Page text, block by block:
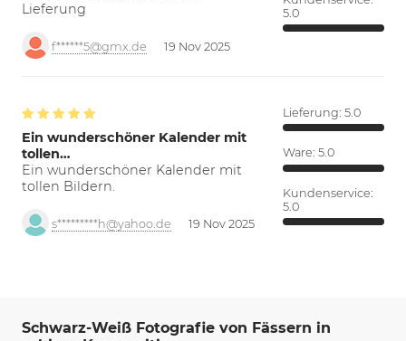
Lieferung
f******5@gmx.de 19 Nov 2025
5.0
Ein wunderschöner Kalender mit
tollen…
Ein wunderschöner Kalender mit
tollen Bildern.
s*********h@yahoo.de 19 Nov 2025
Lieferung: 5.0
Ware: 5.0
Kundenservice:
5.0
Schwarz-Weiß Fotografie von Fässern in